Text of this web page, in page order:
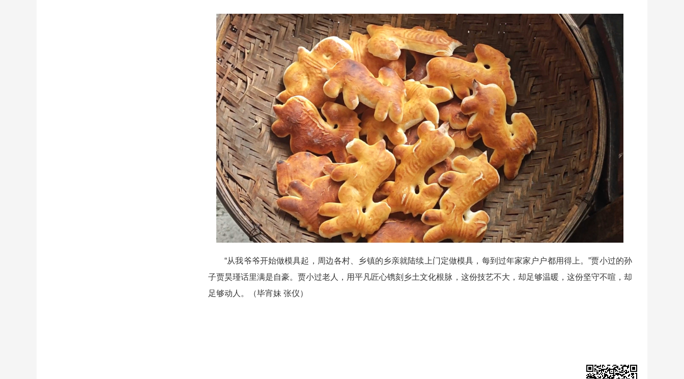
“从我爷爷开始做模具起，周边各村、乡镇的乡亲就陆续上门定做模具，每到过年家家户户都用得上。”贾小过的孙
子贾昊瑾话里满是自豪。贾小过老人，用平凡匠心镌刻乡土文化根脉，这份技艺不大，却足够温暖，这份坚守不喧，却
足够动人。（毕宵妹 张仪）